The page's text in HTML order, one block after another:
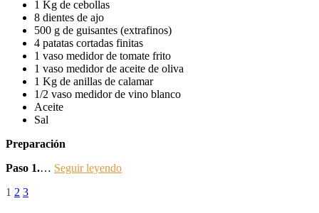
1 Kg de cebollas
8 dientes de ajo
500 g de guisantes (extrafinos)
4 patatas cortadas finitas
1 vaso medidor de tomate frito
1 vaso medidor de aceite de oliva
1 Kg de anillas de calamar
1/2 vaso medidor de vino blanco
Aceite
Sal
Preparación
Paso 1.… Seguir leyendo
Paginación
Página
1 Página
2 Página
3